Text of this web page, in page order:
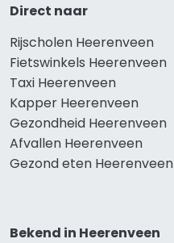
Direct naar
Rijscholen Heerenveen
Fietswinkels Heerenveen
Taxi Heerenveen
Kapper Heerenveen
Gezondheid Heerenveen
Afvallen Heerenveen
Gezond eten Heerenveen
Bekend in Heerenveen